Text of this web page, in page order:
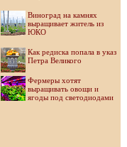
Виноград на камнях
выращивает житель из
ЮКО
Как редиска попала в указ
Петра Великого
Фермеры хотят
выращивать овощи и
ягоды под светодиодами